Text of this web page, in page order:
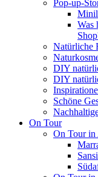
Pop-up-
Was
Natürliche
DIY
DIY
Schöne
On Tour
On Tour